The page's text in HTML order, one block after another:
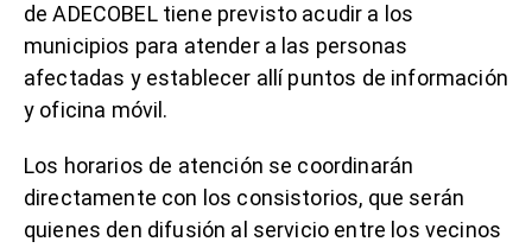
de ADECOBEL tiene previsto acudir a los
municipios para atender a las personas
afectadas y establecer allí puntos de información
y oficina móvil.
Los horarios de atención se coordinarán
directamente con los consistorios, que serán
quienes den difusión al servicio entre los vecinos